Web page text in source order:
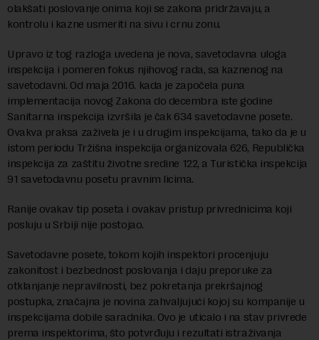
olakšati poslovanje onima koji se zakona pridržavaju, a
kontrolu i kazne usmeriti na sivu i crnu zonu.
Upravo iz tog razloga uvedena je nova, savetodavna uloga
inspekcija i pomeren fokus njihovog rada, sa kaznenog na
savetodavni. Od maja 2016. kada je započela puna
implementacija novog Zakona do decembra iste godine
Sanitarna inspekcija izvršila je čak 634 savetodavne posete.
Ovakva praksa zaživela je i u drugim inspekcijama, tako da je u
istom periodu Tržišna inspekcija organizovala 626, Republička
inspekcija za zaštitu životne sredine 122, a Turistička inspekcija
91 savetodavnu posetu pravnim licima.
Ranije ovakav tip poseta i ovakav pristup privrednicima koji
posluju u Srbiji nije postojao.
Savetodavne posete, tokom kojih inspektori procenjuju
zakonitost i bezbednost poslovanja i daju preporuke za
otklanjanje nepravilnosti, bez pokretanja prekršajnog
postupka, značajna je novina zahvaljujući kojoj su kompanije u
inspekcijama dobile saradnika. Ovo je uticalo i na stav privrede
prema inspektorima, što potvrđuju i rezultati istraživanja